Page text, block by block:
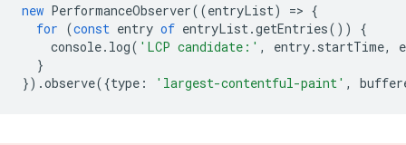
new PerformanceObserver((entryList) => {
for (const entry of entryList.getEntries())
{
console. log( 'LCP candidate:' , entry. startTime,
}
}).observe({type : 'largest-contentful-paint' ,